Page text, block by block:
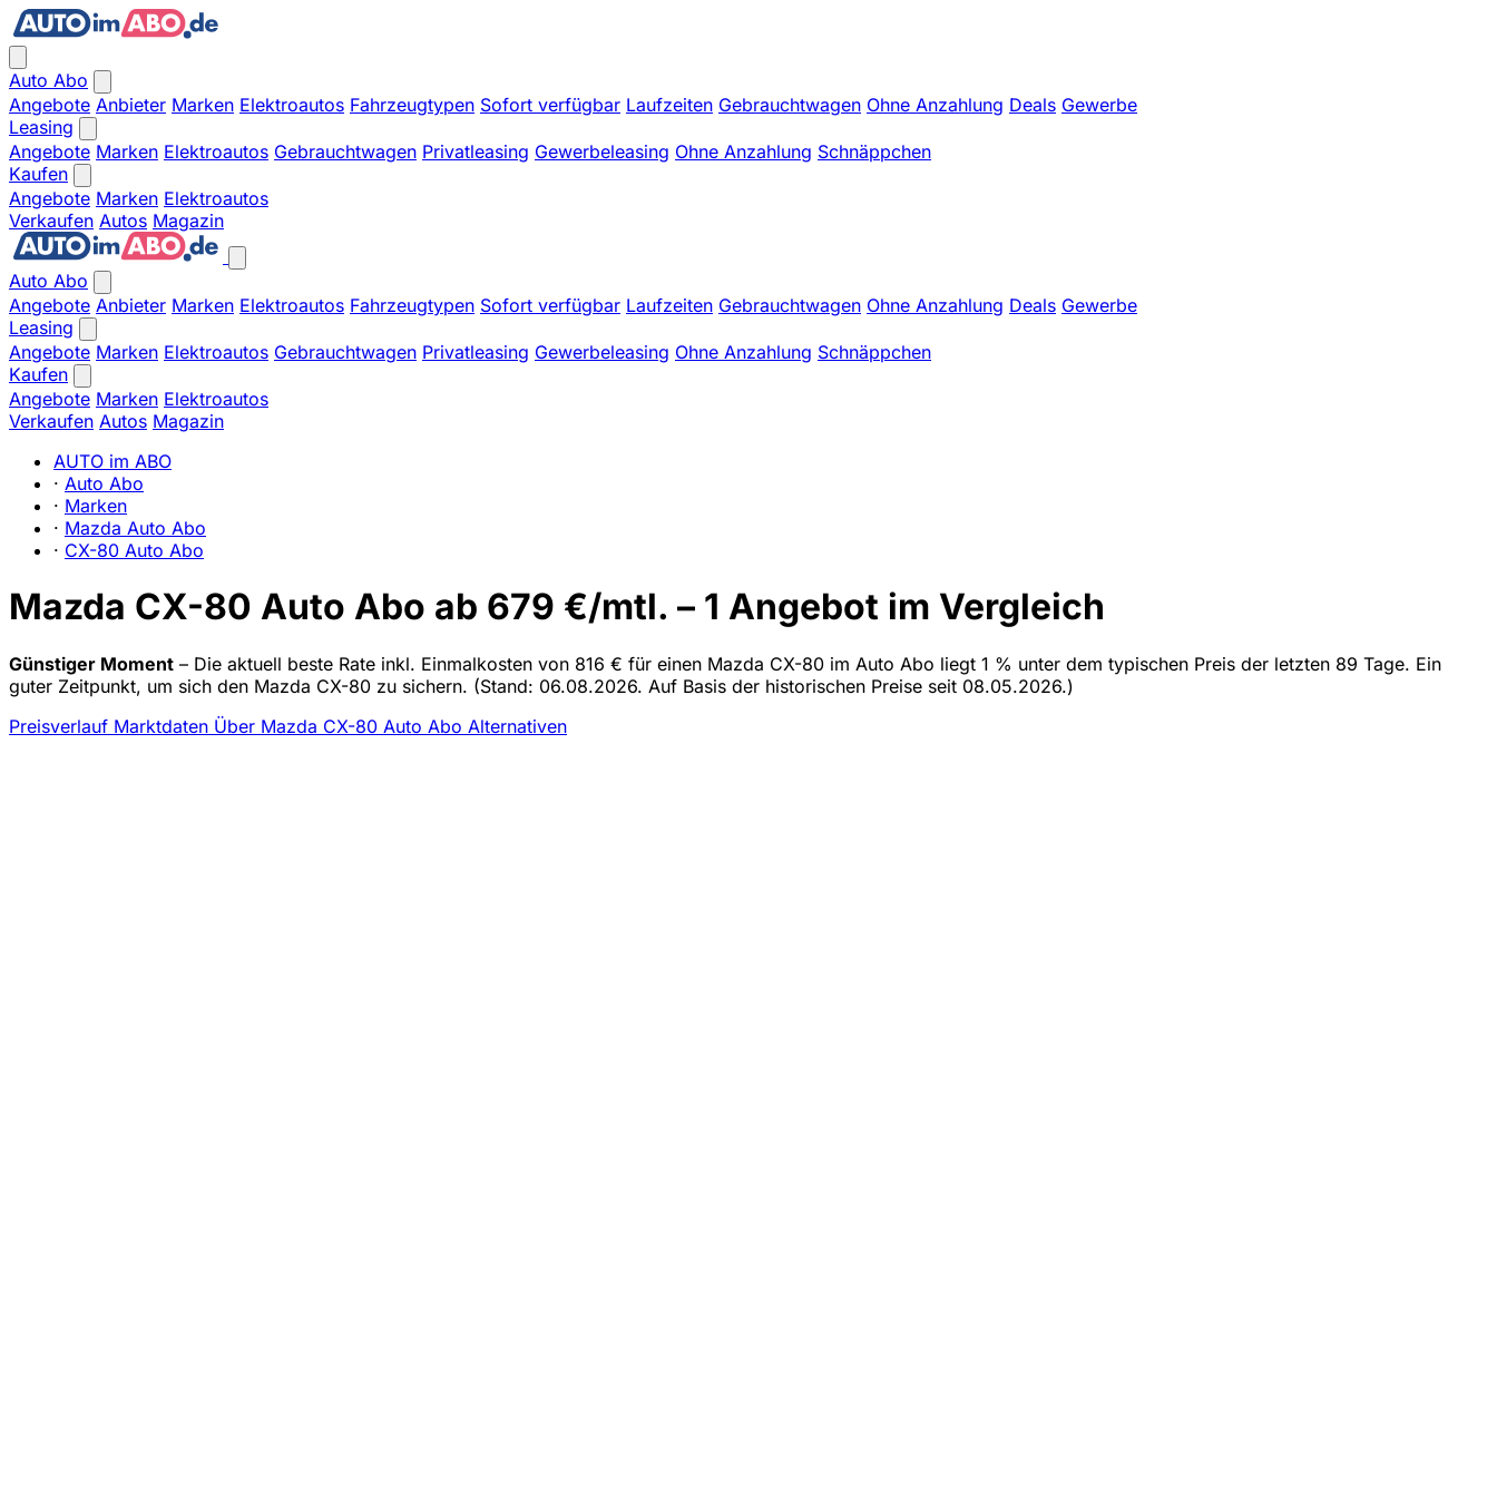
Auto Abo
Angebote Anbieter Marken Elektroautos Fahrzeugtypen Sofort verfügbar Laufzeiten Gebrauchtwagen Ohne Anzahlung Deals Gewerbe
Leasing
Angebote Marken Elektroautos Gebrauchtwagen Privatleasing Gewerbeleasing Ohne Anzahlung Schnäppchen
Kaufen
Angebote Marken Elektroautos
Verkaufen Autos Magazin
Auto Abo
Angebote Anbieter Marken Elektroautos Fahrzeugtypen Sofort verfügbar Laufzeiten Gebrauchtwagen Ohne Anzahlung Deals Gewerbe
Leasing
Angebote Marken Elektroautos Gebrauchtwagen Privatleasing Gewerbeleasing Ohne Anzahlung Schnäppchen
Kaufen
Angebote Marken Elektroautos
Verkaufen Autos Magazin
AUTO im ABO
· Auto Abo
· Marken
· Mazda Auto Abo
· CX-80 Auto Abo
Mazda CX-80 Auto Abo ab 679 €/mtl. – 1 Angebot im Vergleich
Günstiger Moment – Die aktuell beste Rate inkl. Einmalkosten von 816 € für einen Mazda CX-80 im Auto Abo liegt 1 % unter dem typischen Preis der letzten 89 Tage. Ein
guter Zeitpunkt, um sich den Mazda CX-80 zu sichern. (Stand: 06.08.2026. Auf Basis der historischen Preise seit 08.05.2026.)
Preisverlauf Marktdaten Über Mazda CX-80 Auto Abo Alternativen